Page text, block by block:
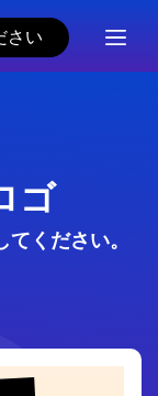
さい
ゴ
ください。